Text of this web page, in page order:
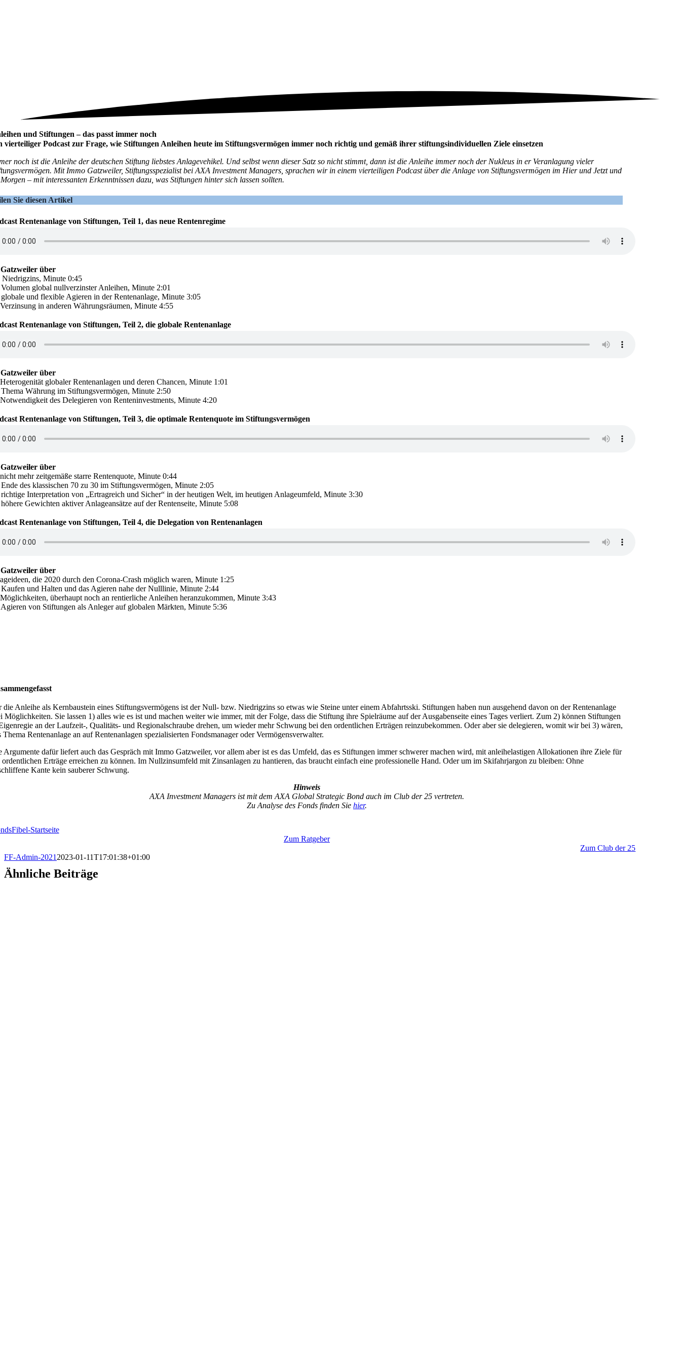
und Stiftungen – das passt immer noch
vierteiliger Podcast zur Frage, wie Stiftungen Anleihen heute im Stiftungsvermögen immer noch richtig und gemäß ihrer stiftungsindividuellen Ziele einsetzen
noch ist die Anleihe der deutschen Stiftung liebstes Anlagevehikel. Und selbst wenn dieser Satz so nicht stimmt, dann ist die Anleihe immer noch der Nukleus in er Veranlagung vieler
Mit Immo Gatzweiler, Stiftungsspezialist bei AXA Investment Managers, sprachen wir in einem vierteiligen Podcast über die Anlage von Stiftungsvermögen im Hier und Jetzt und
– mit interessanten Erkenntnissen dazu, was Stiftungen hinter sich lassen sollten.
Sie diesen Artikel
Rentenanlage von Stiftungen, Teil 1, das neue Rentenregime
über
Minute 0:45
global nullverzinster Anleihen, Minute 2:01
und flexible Agieren in der Rentenanlage, Minute 3:05
in anderen Währungsräumen, Minute 4:55
Rentenanlage von Stiftungen, Teil 2, die globale Rentenanlage
über
globaler Rentenanlagen und deren Chancen, Minute 1:01
Währung im Stiftungsvermögen, Minute 2:50
des Delegieren von Renteninvestments, Minute 4:20
Rentenanlage von Stiftungen, Teil 3, die optimale Rentenquote im Stiftungsvermögen
über
mehr zeitgemäße starre Rentenquote, Minute 0:44
des klassischen 70 zu 30 im Stiftungsvermögen, Minute 2:05
Interpretation von „Ertragreich und Sicher“ in der heutigen Welt, im heutigen Anlageumfeld, Minute 3:30
Gewichten aktiver Anlageansätze auf der Rentenseite, Minute 5:08
Rentenanlage von Stiftungen, Teil 4, die Delegation von Rentenanlagen
über
die 2020 durch den Corona-Crash möglich waren, Minute 1:25
und Halten und das Agieren nahe der Nulllinie, Minute 2:44
überhaupt noch an rentierliche Anleihen heranzukommen, Minute 3:43
von Stiftungen als Anleger auf globalen Märkten, Minute 5:36
die Anleihe als Kernbaustein eines Stiftungsvermögens ist der Null- bzw. Niedrigzins so etwas wie Steine unter einem Abfahrtsski. Stiftungen haben nun ausgehend davon on der Rentenanlage
Möglichkeiten. Sie lassen 1) alles wie es ist und machen weiter wie immer, mit der Folge, dass die Stiftung ihre Spielräume auf der Ausgabenseite eines Tages verliert. Zum 2) können Stiftungen
an der Laufzeit-, Qualitäts- und Regionalschraube drehen, um wieder mehr Schwung bei den ordentlichen Erträgen reinzubekommen. Oder aber sie delegieren, womit wir bei 3) wären,
Thema Rentenanlage an auf Rentenanlagen spezialisierten Fondsmanager oder Vermögensverwalter.
Argumente dafür liefert auch das Gespräch mit Immo Gatzweiler, vor allem aber ist es das Umfeld, das es Stiftungen immer schwerer machen wird, mit anleihelastigen Allokationen ihre Ziele für
ordentlichen Erträge erreichen zu können. Im Nullzinsumfeld mit Zinsanlagen zu hantieren, das braucht einfach eine professionelle Hand. Oder um im Skifahrjargon zu bleiben: Ohne
Kante kein sauberer Schwung.
Hinweis
AXA Investment Managers ist mit dem AXA Global Strategic Bond auch im Club der 25 vertreten.
Zu Analyse des Fonds finden Sie hier.
Startseite
Zum Ratgeber
Zum Club der 25
FF-Admin-2021 2023-01-11T17:01:38+01:00
Ähnliche Beiträge